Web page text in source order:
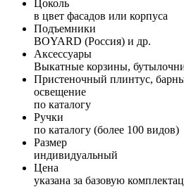
Цоколь
в цвет фасадов или корпуса
Подъемники
BOYARD (Россия) и др.
Аксессуары
Выкатные корзины,
Пристеночный плинтус,
освещение
по каталогу
Ручки
по каталогу (более 100 видов)
Размер
индивидуальный
Цена
указана за базовую